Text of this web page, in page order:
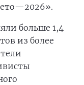
больше 1,4
из более